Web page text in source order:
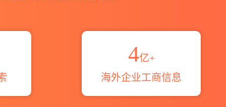
4亿+
海外企业工商信息